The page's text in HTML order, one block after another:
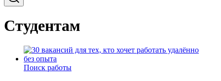
Студентам
Поиск работы